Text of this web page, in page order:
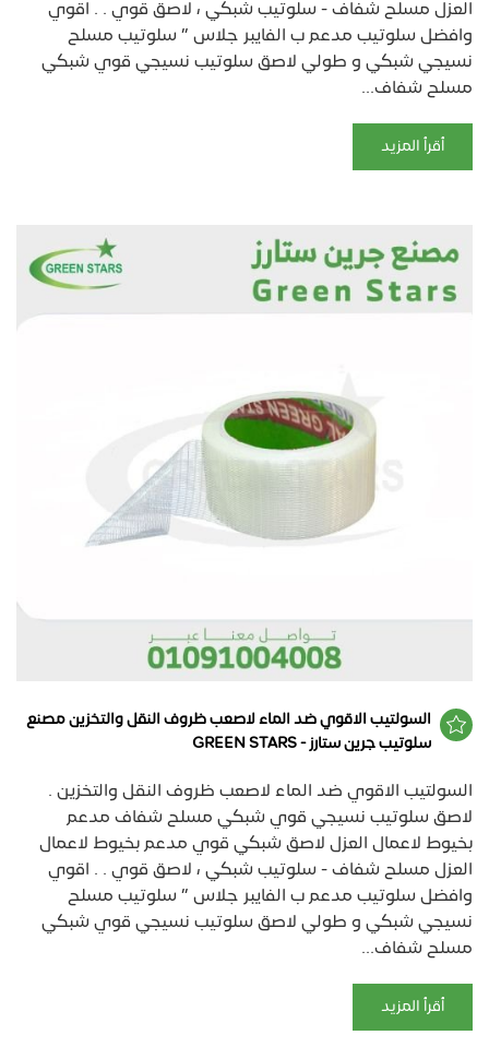
العزل مسلح شفاف - سلوتيب شبكي ، لاصق قوي . . اقوي
وافضل سلوتيب مدعم ب الفايبر جلاس ” سلوتيب مسلح
نسيجي شبكي و طولي لاصق سلوتيب نسيجي قوي شبكي
مسلح شفاف...
أقرأ المزيد
السولتيب الاقوي ضد الماء لاصعب ظروف النقل والتخزين مصنع
سلوتيب جرين ستارز - GREEN STARS
السولتيب الاقوي ضد الماء لاصعب ظروف النقل والتخزين .
لاصق سلوتيب نسيجي قوي شبكي مسلح شفاف مدعم
بخيوط لاعمال العزل لاصق شبكي قوي مدعم بخيوط لاعمال
العزل مسلح شفاف - سلوتيب شبكي ، لاصق قوي . . اقوي
وافضل سلوتيب مدعم ب الفايبر جلاس ” سلوتيب مسلح
نسيجي شبكي و طولي لاصق سلوتيب نسيجي قوي شبكي
مسلح شفاف...
أقرأ المزيد